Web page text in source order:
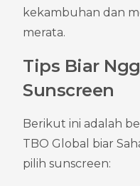
kekambuhan dan
merata.
Tips Biar
Sunscreen
Berikut ini adalah
TBO Global biar
pilih sunscreen: